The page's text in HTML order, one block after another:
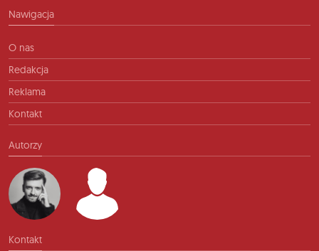
Nawigacja
O nas
Redakcja
Reklama
Kontakt
Autorzy
Kontakt